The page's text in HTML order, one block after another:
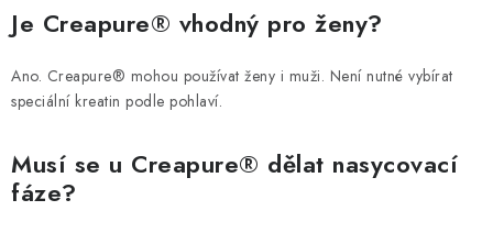
Je Creapure® vhodný pro ženy?
Ano. Creapure® mohou používat ženy i muži. Není nutné vybírat
speciální kreatin podle pohlaví.
Musí se u Creapure® dělat nasycovací
fáze?